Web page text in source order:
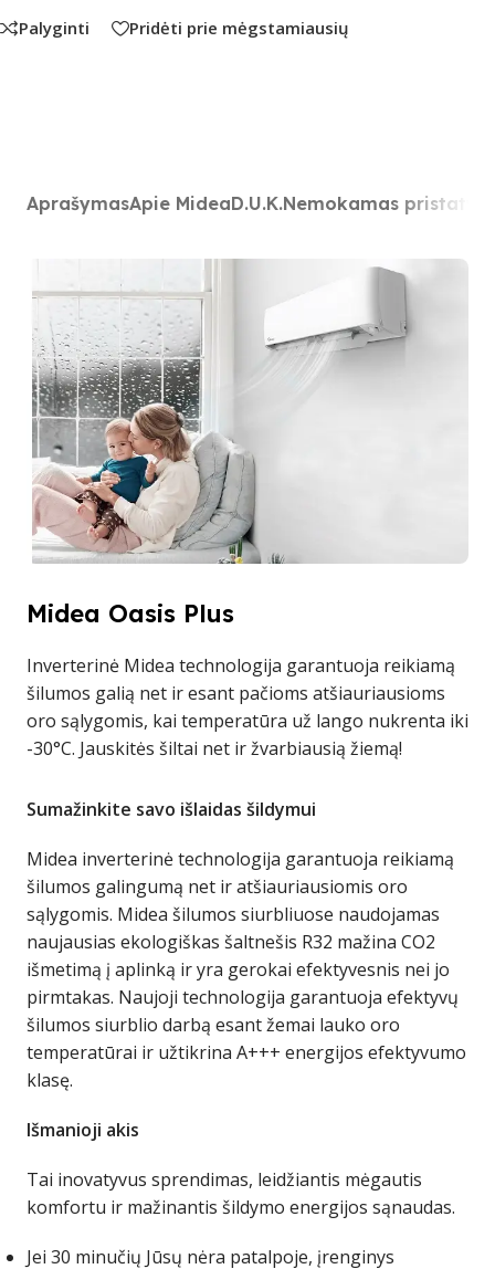
Palyginti Pridėti prie mėgstamiausių
AprašymasApie MideaD.U.K.Nemokamas
Midea Oasis Plus
Inverterinė Midea technologija garantuoja reikiamą
šilumos galią net ir esant pačioms atšiauriausioms
oro sąlygomis, kai temperatūra už lango nukrenta iki
-30°C. Jauskitės šiltai net ir žvarbiausią žiemą!
Sumažinkite savo išlaidas šildymui
Midea inverterinė technologija garantuoja reikiamą
šilumos galingumą net ir atšiauriausiomis oro
sąlygomis. Midea šilumos siurbliuose naudojamas
naujausias ekologiškas šaltnešis R32 mažina CO2
išmetimą į aplinką ir yra gerokai efektyvesnis nei jo
pirmtakas. Naujoji technologija garantuoja efektyvų
šilumos siurblio darbą esant žemai lauko oro
temperatūrai ir užtikrina A+++ energijos efektyvumo
klasę.
Išmanioji akis
Tai inovatyvus sprendimas, leidžiantis mėgautis
komfortu ir mažinantis šildymo energijos sąnaudas.
Jei 30 minučių Jūsų nėra patalpoje, įrenginys